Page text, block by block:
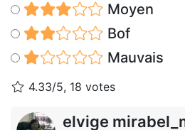
Moyen
Bof
Mauvais
4.33/5, 18 votes
elvige